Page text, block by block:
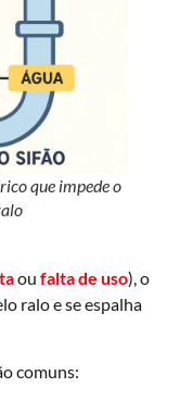
que impede o
ou falta de uso), o
ralo e se espalha
comuns: